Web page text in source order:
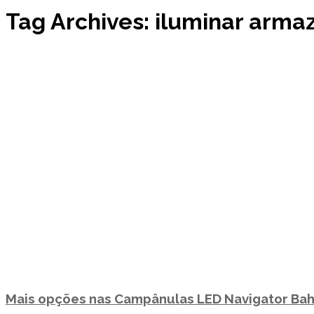
Tag Archives: iluminar
Mais opções nas Campânulas LED Navigator